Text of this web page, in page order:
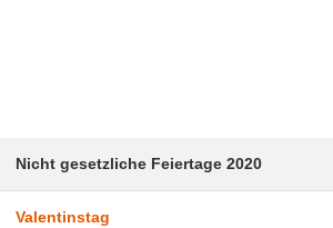
Nicht gesetzliche Feiertage 2020
Valentinstag